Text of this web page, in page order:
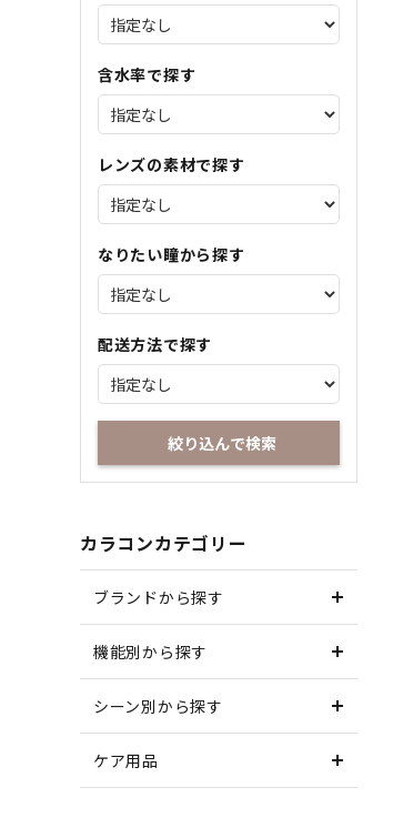
含水率で探す
レンズの素材で探す
なりたい瞳から探す
配送方法で探す
絞り込んで検索
カラコンカテゴリー
ブランドから探す
機能別から探す
シーン別から探す
ケア用品